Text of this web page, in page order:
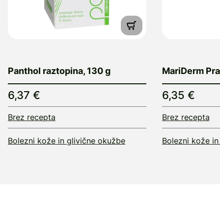
Panthol raztopina, 130 g
6,37 €
Brez recepta
Bolezni kože in glivične okužbe
MariDerm
6,35 €
Brez recepta
Bolezni kože